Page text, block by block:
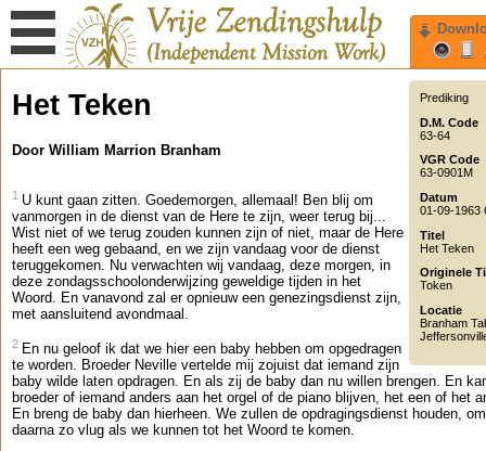
Prediking
D.M. Code
63-64
VGR Code
63-0901M
Datum
01-09-1963
Titel
Het Teken
Originele
Token
Locatie
Branham
Het Teken
Door William Marrion Branham
1 U kunt gaan zitten. Goedemorgen, allemaal! Ben blij om
vanmorgen in de dienst van de Here te zijn, weer terug bij...
Wist niet of we terug zouden kunnen zijn of niet, maar de Here
heeft een weg gebaand, en we zijn vandaag voor de dienst
teruggekomen. Nu verwachten wij vandaag, deze morgen, in
deze zondagsschoolonderwijzing geweldige tijden in het
Woord. En vanavond zal er opnieuw een genezingsdienst zijn,
met aansluitend avondmaal.
2 En nu geloof ik dat we hier een baby hebben om opgedragen
te worden. Broeder Neville vertelde mij zojuist dat iemand zijn
baby wilde laten opdragen. En als zij de baby dan nu willen brengen. En
broeder of iemand anders aan het orgel of de piano blijven, het een of het
En breng de baby dan hierheen. We zullen de opdragingsdienst houden, om
daarna zo vlug als we kunnen tot het Woord te komen.